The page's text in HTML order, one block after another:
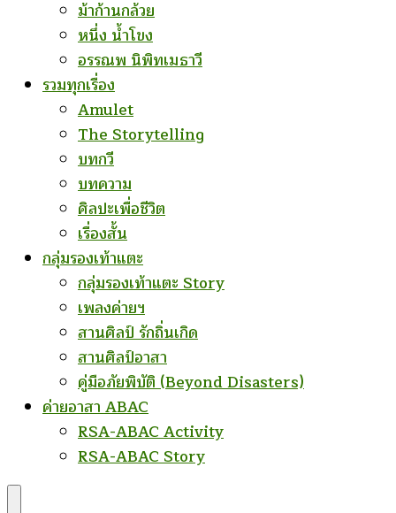
ม้าก้านกล้วย
หนึ่ง น้ำโขง
อรรณพ นิพิทเมธาวี
รวมทุกเรื่อง
Amulet
The Storytelling
บทกวี
บทความ
ศิลปะเพื่อชีวิต
เรื่องสั้น
กลุ่มรองเท้าแตะ
กลุ่มรองเท้าแตะ Story
เพลงค่ายฯ
สานศิลป์ รักถิ่นเกิด
สานศิลป์อาสา
คู่มือภัยพิบัติ (Beyond Disasters)
ค่ายอาสา ABAC
RSA-ABAC Activity
RSA-ABAC Story